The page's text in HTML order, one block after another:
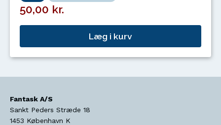
50,00 kr.
Læg i kurv
Fantask A/S
Sankt Peders Stræde 18
1453 København K